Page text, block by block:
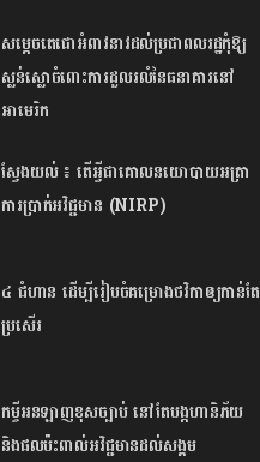
សម្តេចតេជោអំពាវនាវដល់ប្រជាពលរដ្ឋកុំឱ្យ
ស្លន់ស្លោចំពោះការដួលរលំនៃធនាគារនៅ
អាមេរិក
ស្វែងយល់ ៖ តើអ្វីជាគោលនយោបាយអត្រា
ការប្រាក់អវិជ្ជមាន (NIRP)
៤ ជំហាន ដើម្បីរៀបចំគម្រោងថវិកាឲ្យកាន់តែ
ប្រសើរ
កម្ចីអនឡាញខុសច្បាប់ នៅតែបង្កហានិភ័យ
និងផលប៉ះពាល់អវិជ្ជមានដល់សង្គម